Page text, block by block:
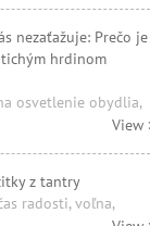
nezaťažuje: Prečo je
hrdinom
osvetlenie obydlia,
View
z tantry
radosti, voľna,